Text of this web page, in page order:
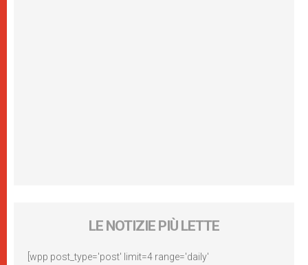
LE NOTIZIE PIÙ LETTE
[wpp post_type='post' limit=4 range='daily'